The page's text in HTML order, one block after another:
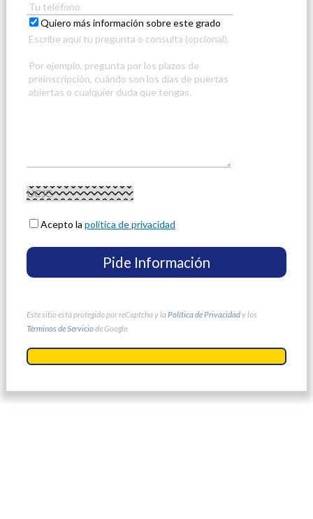
Quiero más información sobre este grado
Acepto lapolítica de privacidad
Este sitio está protegido por reCaptcha y la Política de Privacidady los
Términos de Serviciode Google.